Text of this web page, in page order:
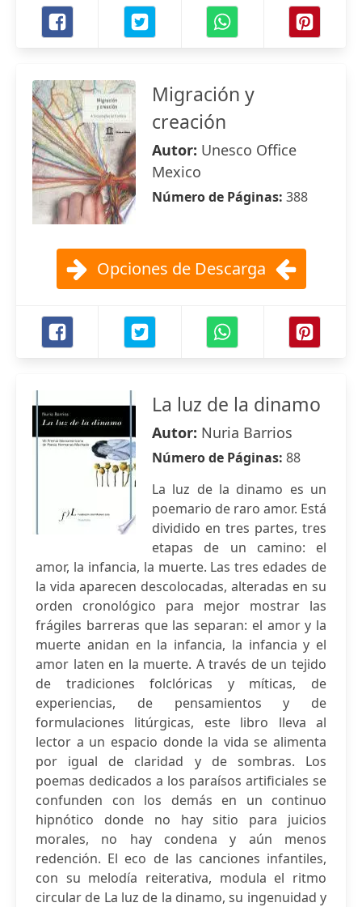
Migración y
creación
Autor: Unesco Office
Mexico
Número de Páginas: 388
Opciones de Descarga
La luz de la dinamo
Autor: Nuria Barrios
Número de Páginas: 88
La luz de la dinamo es un
poemario de raro amor. Está
dividido en tres partes, tres
etapas de un camino: el
amor, la infancia, la muerte. Las tres edades de
la vida aparecen descolocadas, alteradas en su
orden cronológico para mejor mostrar las
frágiles barreras que las separan: el amor y la
muerte anidan en la infancia, la infancia y el
amor laten en la muerte. A través de un tejido
de tradiciones folclóricas y míticas, de
experiencias, de pensamientos y de
formulaciones litúrgicas, este libro lleva al
lector a un espacio donde la vida se alimenta
por igual de claridad y de sombras. Los
poemas dedicados a los paraísos artificiales se
confunden con los demás en un continuo
hipnótico donde no hay sitio para juicios
morales, no hay condena y aún menos
redención. El eco de las canciones infantiles,
con su melodía reiterativa, modula el ritmo
circular de La luz de la dinamo, su ingenuidad y